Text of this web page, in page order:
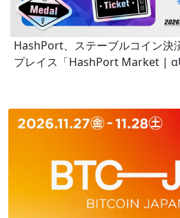
HashPort、ステーブルコイン決
プレイス「HashPort Market |